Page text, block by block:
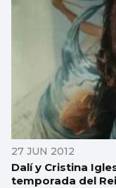
27 JUN 2012
Dalí y Cristina
temporada del